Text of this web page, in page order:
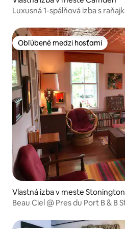
Luxusná 1-spálňová izba s
Obľúbené medzi hosťami
Obľúbené medzi hosťami
Vlastná izba v meste Stonington
Beau Ciel @ Pres du Port B & B